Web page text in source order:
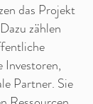
das Projekt
zählen
Partner. Sie